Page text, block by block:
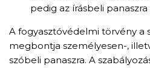
pedig az írásbeli
A fogyasztóvédelmi törvény a
megbontja személyesen-,
szóbeli panaszra. A